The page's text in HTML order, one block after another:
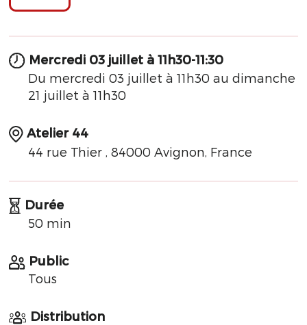
Mercredi 03 juillet à 11h30-11:30
Du mercredi 03 juillet à 11h30 au dimanche
21 juillet à 11h30
Atelier 44
44 rue Thier , 84000 Avignon, France
Durée
50 min
Public
Tous
Distribution